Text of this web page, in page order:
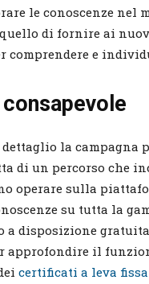
le conoscenze nel
quello di fornire ai
comprendere e
dettaglio la campagna
di un percorso che
operare sulla
su tutta la
a disposizione
approfondire il
certificati a leva fissa